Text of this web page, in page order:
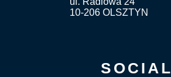
10-206 OLSZTYN
SOCIAL